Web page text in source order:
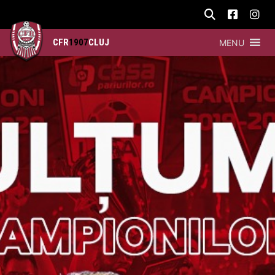
CFR1907CLUJ MENU